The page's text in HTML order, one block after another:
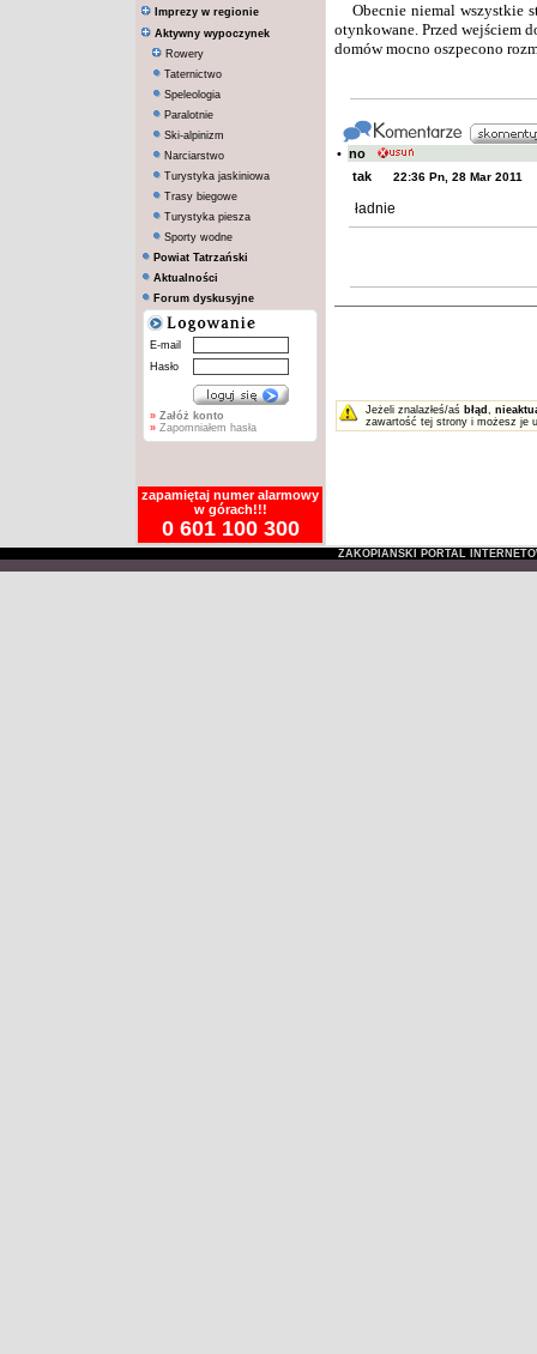
Imprezy w regionie
Aktywny wypoczynek
Rowery
Taternictwo
Speleologia
Paralotnie
Ski-alpinizm
Narciarstwo
Turystyka jaskiniowa
Trasy biegowe
Turystyka piesza
Sporty wodne
Powiat Tatrzański
Aktualności
Forum dyskusyjne
E-mail
Hasło
» Załóż konto
» Zapomniałem hasła
zapamiętaj numer alarmowy
w górach!!!
0 601 100 300
Obecnie niemal wszystkie
otynkowane. Przed wejściem
domów mocno oszpecono
• no
tak
22:36 Pn, 28 Mar 2011
ładnie
Jeżeli znalazłeś/aś błąd ,
zawartość tej strony i możesz je
ZAKOPIAŃSKI PORTAL